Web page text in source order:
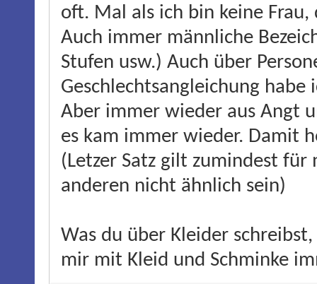
oft. Mal als ich bin keine
Auch immer männliche
Stufen usw.) Auch über
Geschlechtsangleichung
Aber immer wieder aus Angt
es kam immer wieder. Damit
(Letzer Satz gilt zumindest
anderen nicht ähnlich sein)
Was du über Kleider
mir mit Kleid und Schminke